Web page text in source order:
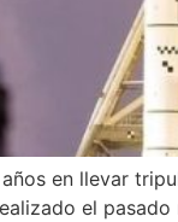
en llevar
el